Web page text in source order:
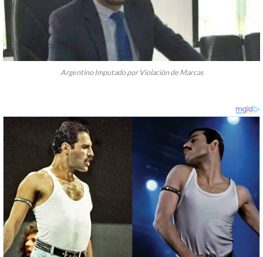
Argentino Imputado por Violación de Marcas